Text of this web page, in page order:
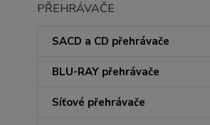
PŘEHRÁVAČE
SACD a CD přehrávače
BLU-RAY přehrávače
Síťové přehrávače